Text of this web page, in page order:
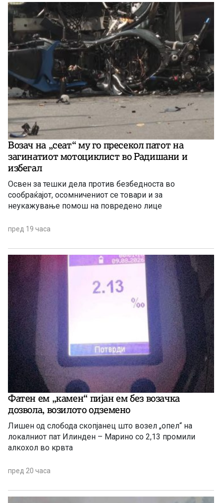
Возач на „сеат“ му го пресекол патот на
загинатиот мотоциклист во Радишани и
избегал
Освен за тешки дела против безбедноста во
сообраќајот, осомничениот се товари и за
неукажување помош на повредено лице
пред 19 часа
Фатен ем „камен“ пијан ем без возачка
дозвола, возилото одземено
Лишен од слобода скопјанец што возел „опел“ на
локалниот пат Илинден – Марино со 2,13 промили
алкохол во крвта
пред 20 часа